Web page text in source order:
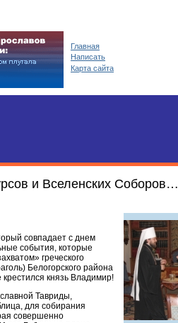
и Вселенских Соборов…
совпадает с днем
события, которые
греческого
Белогорского района
князь Владимир!
Тавриды,
для собирания
совершенно
Главная
Написать
Карта сайта